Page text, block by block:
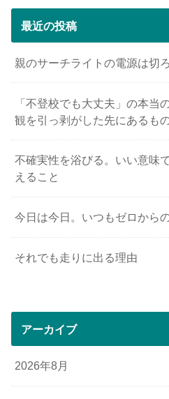
最近の投稿
親のサーチライトの電源は切
「不登校でも大丈夫」の本当
観を引っ剥がした先にあるも
不確実性を浴びる。いい意味
えること
今日は今日。いつもゼロから
それでも走りに出る理由
アーカイブ
2026年8月